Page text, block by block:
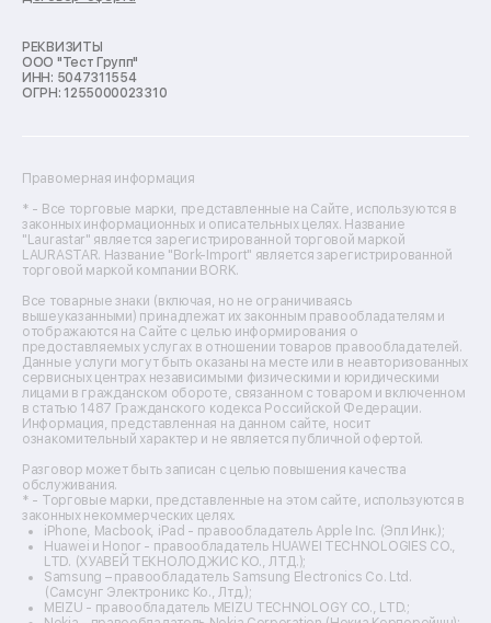
Ремонт морозильных камер
Ремонт отпаривателей
Ремонт плоттеров
Ремонт фенов
Ремонт цифровых биноклей
Ремонт тепловизоров
Ремонт массажных кресел
Ремонт водонагревателей
Ремонт вытяжек
Ремонт источников бесперебойного питания
Ремонт пароварок
Ремонт микшерных пультов
Ремонт dj-пультов
Ремонт кухонных плит
Ремонт стедикамов
Ремонт оптических прицелов
Ремонт электровелосипедов
Ремонт видеокамер
Ремонт эхолотов
Ремонт 3d-принтеров
Ремонт прицелов ночного видения
Ремонт винных шкафов
Ремонт выпрямителей
Ремонт сушилок для рук
Ремонт дальномеров
РЕКВИЗИТЫ
ООО "Тест Групп"
ИНН: 5047311554
ОГРН: 1255000023310
Правомерная информация
* - Все торговые марки, представленные на Сайте, используются в
законных информационных и описательных целях. Название
"Laurastar" является зарегистрированной торговой маркой
LAURASTAR. Название "Bork-Import" является зарегистрированной
торговой маркой компании BORK.
Все товарные знаки (включая, но не ограничиваясь
вышеуказанными) принадлежат их законным правообладателям и
отображаются на Сайте с целью информирования о
предоставляемых услугах в отношении товаров правообладателей.
Данные услуги могут быть оказаны на месте или в неавторизованных
сервисных центрах независимыми физическими и юридическими
лицами в гражданском обороте, связанном с товаром и включенном
в статью 1487 Гражданского кодекса Российской Федерации.
Информация, представленная на данном сайте, носит
ознакомительный характер и не является публичной офертой.
Разговор может быть записан с целью повышения качества
обслуживания.
* - Торговые марки, представленные на этом сайте, используются в
законных некоммерческих целях.
iPhone, Macbook, iPad - правообладатель Apple Inc. (Эпл Инк.);
Huawei и Honor - правообладатель HUAWEI TECHNOLOGIES CO.,
LTD. (ХУАВЕЙ ТЕКНОЛОДЖИС КО., ЛТД.);
Samsung – правообладатель Samsung Electronics Co. Ltd.
(Самсунг Электроникс Ко., Лтд.);
MEIZU - правообладатель MEIZU TECHNOLOGY CO., LTD.;